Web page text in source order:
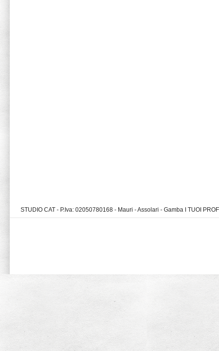
STUDIO CAT - P.Iva: 02050780168 - Mauri - Assolari - Gamba I TUOI